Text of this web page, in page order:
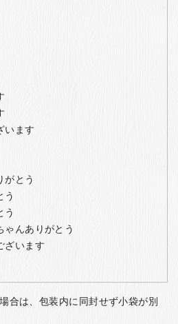
います
がとう
う
う
ゃんありがとう
ざいます
合は、包装内に同封せず小袋が別